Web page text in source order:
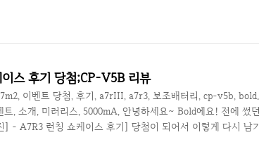
동창분이 운영하는 커피숍이더라고요! 아무튼 도착해서 서명하
요. AF 성능 대박! 망원에 들어가는 소니 자체 개발 모터가 조
스 후기 당첨;CP-V5B 리뷰
이벤트 당첨, 후기, a7rIII, a7r3, 보조배터리, cp-v5b,
트, 소개, 미러리스, 5000mA, 안녕하세요~ Bold에요! 전에 썼
- A7R3 런칭 쇼케이스 후기] 당첨이 되어서 이렇게 다시 남